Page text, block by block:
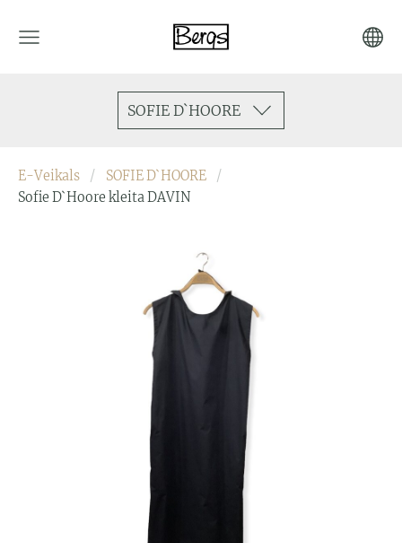
SOFIE D`HOORE
E-Veikals
SOFIE D`HOORE
Sofie D`Hoore kleita DAVIN